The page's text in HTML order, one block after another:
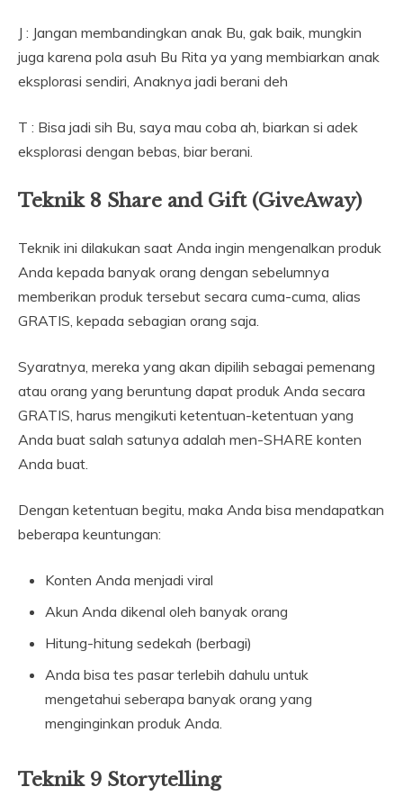
J : Jangan membandingkan anak Bu, gak baik, mungkin
juga karena pola asuh Bu Rita ya yang membiarkan anak
eksplorasi sendiri, Anaknya jadi berani deh
T : Bisa jadi sih Bu, saya mau coba ah, biarkan si adek
eksplorasi dengan bebas, biar berani.
Teknik 8 Share and Gift (GiveAway)
Teknik ini dilakukan saat Anda ingin mengenalkan produk
Anda kepada banyak orang dengan sebelumnya
memberikan produk tersebut secara cuma-cuma, alias
GRATIS, kepada sebagian orang saja.
Syaratnya, mereka yang akan dipilih sebagai pemenang
atau orang yang beruntung dapat produk Anda secara
GRATIS, harus mengikuti ketentuan-ketentuan yang
Anda buat salah satunya adalah men-SHARE konten
Anda buat.
Dengan ketentuan begitu, maka Anda bisa mendapatkan
beberapa keuntungan:
Konten Anda menjadi viral
Akun Anda dikenal oleh banyak orang
Hitung-hitung sedekah (berbagi)
Anda bisa tes pasar terlebih dahulu untuk
mengetahui seberapa banyak orang yang
menginginkan produk Anda.
Teknik 9 Storytelling